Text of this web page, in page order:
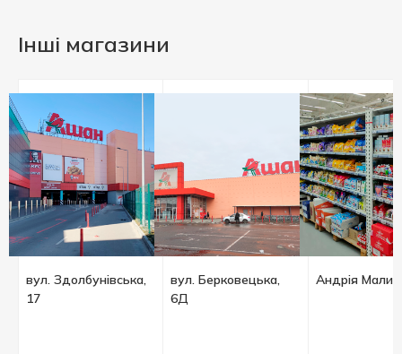
Інші магазини
вул. Здолбунівська,
17
вул. Берковецька,
6Д
Андрія